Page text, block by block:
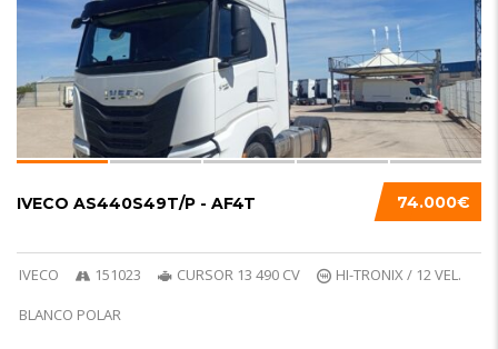
NUEVO
74.000€
IVECO AS440S49T/P - AF4T
IVECO 151023 CURSOR 13 490 CV
HI-TRONIX / 12 VEL.
BLANCO POLAR